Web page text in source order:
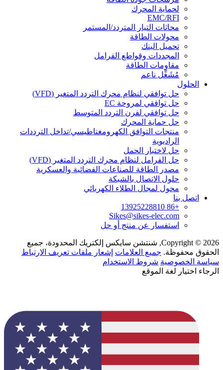
لحماية المحرك
EMC/RFI
محاثات التيار المتردد/المستمر
محولات الطاقة
تحميل البنك
المجددات وقواطع الفرامل
مقاومات الطاقة
مُشَغِّل ناعم
الحلول
حل توافقي لنظام محرك التردد المتغير (VFD)
حل توافقي لمروحة EC
حل توافقي لفرن التردد المتوسط
حل حماية المحرك
منتجات التوافق الكهرومغناطيسي/تداخل الترددات
الراديوية
حل لاختبار الحمل
حل الفرامل لنظام محرك التردد المتغير (VFD)
مصدر الطاقة للصناعات الفضائية والعسكرية
حلول الاتصال بالشبكة
محول لمجال الطلاء الكهربائي
اتصل بنا
+86 13925228810
Sikes@sikes-elec.com
استفسار عن منتج أو حل
Copyright © 2026, شنتشن سايكس إلكتريك المحدودة، جميع
الحقوق محفوظة. جميع العلامات إشعار ملفات تعريف الارتباط
سياسة الخصوصية شروط الاستخدام
الرجاء اختيار لغة الموقع